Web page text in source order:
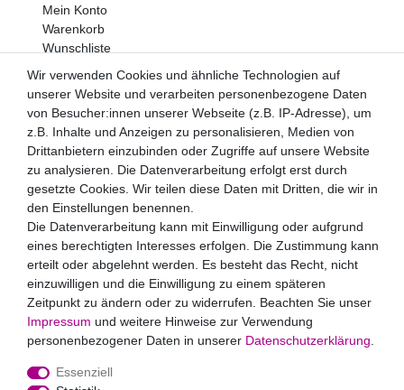
Mein Konto
Warenkorb
Wunschliste
Newsletter
Newsletter
Honig
Hiermit bestätige ich, dass ich dieDaten­schutz­erklärung
gelesen habe. Meine Einwilligung kann ich jederzeit
widerrufen.**
Abonnieren
** Hierbei handelt es sich um ein Pflichtfeld.
Zahlungsarten
Wir verwenden Cookies und ähnliche Technologien auf
unserer Website und verarbeiten personenbezogene Daten
von Besucher:innen unserer Webseite (z.B. IP-Adresse), um
z.B. Inhalte und Anzeigen zu personalisieren, Medien von
Drittanbietern einzubinden oder Zugriffe auf unsere Website
zu analysieren. Die Datenverarbeitung erfolgt erst durch
gesetzte Cookies. Wir teilen diese Daten mit Dritten, die wir in
den Einstellungen benennen.
Die Datenverarbeitung kann mit Einwilligung oder aufgrund
eines berechtigten Interesses erfolgen. Die Zustimmung kann
erteilt oder abgelehnt werden. Es besteht das Recht, nicht
einzuwilligen und die Einwilligung zu einem späteren
Zeitpunkt zu ändern oder zu widerrufen. Beachten Sie unser
Impressum und weitere Hinweise zur Verwendung
personenbezogener Daten in unserer Daten­schutz­erklärung
Essenziell